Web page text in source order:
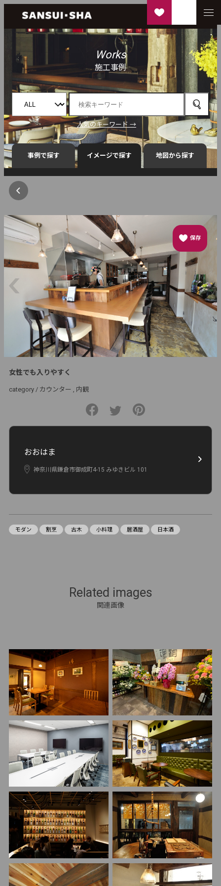
Works
施工事例
人気のキーワード →
事例で探す イメージで探す 地図から探す
保存
女性でも入りやすく
category / カウンター 内観
おおはま
神奈川県鎌倉市御成町4-15 みゆきビル 101
モダン 割烹 古木 小料理 居酒屋 日本酒
Related images
関連画像